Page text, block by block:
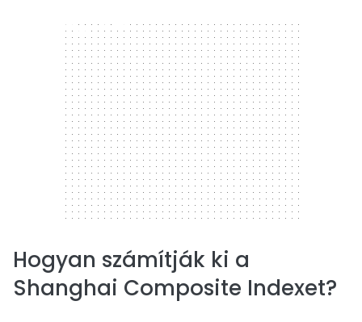
300 x 250
Hogyan számítják ki a
Shanghai Composite Indexet?